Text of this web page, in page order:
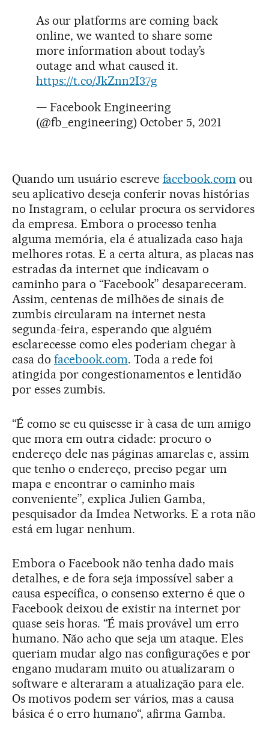
As our platforms are coming back
online, we wanted to share some
more information about today’s
outage and what caused it.
https://t.co/JkZnn2I37g
— Facebook Engineering
(@fb_engineering) October 5, 2021
Quando um usuário escreve facebook.com ou
seu aplicativo deseja conferir novas histórias
no Instagram, o celular procura os servidores
da empresa. Embora o processo tenha
alguma memória, ela é atualizada caso haja
melhores rotas. E a certa altura, as placas nas
estradas da internet que indicavam o
caminho para o “Facebook” desapareceram.
Assim, centenas de milhões de sinais de
zumbis circularam na internet nesta
segunda-feira, esperando que alguém
esclarecesse como eles poderiam chegar à
casa do facebook.com. Toda a rede foi
atingida por congestionamentos e lentidão
por esses zumbis.
“É como se eu quisesse ir à casa de um amigo
que mora em outra cidade: procuro o
endereço dele nas páginas amarelas e, assim
que tenho o endereço, preciso pegar um
mapa e encontrar o caminho mais
conveniente”, explica Julien Gamba,
pesquisador da Imdea Networks. E a rota não
está em lugar nenhum.
Embora o Facebook não tenha dado mais
detalhes, e de fora seja impossível saber a
causa específica, o consenso externo é que o
Facebook deixou de existir na internet por
quase seis horas. “É mais provável um erro
humano. Não acho que seja um ataque. Eles
queriam mudar algo nas configurações e por
engano mudaram muito ou atualizaram o
software e alteraram a atualização para ele.
Os motivos podem ser vários, mas a causa
básica é o erro humano“, afirma Gamba.